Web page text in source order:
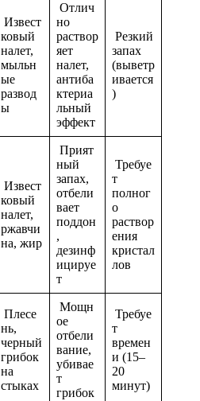
Извест
ковый
налет,
мыльн
ые
развод
ы
Отлич
но
раствор
яет
налет,
антиба
ктериа
льный
эффект
Резкий
запах
(выветр
ивается
)
Извест
ковый
налет,
ржавчи
на, жир
Прият
ный
запах,
отбели
вает
поддон
,
дезинф
ицируе
т
Требуе
т
полног
о
раствор
ения
кристал
лов
Плесе
нь,
черный
грибок
на
стыках
Мощн
ое
отбели
вание,
убивае
т
грибок
Требуе
т
времен
и (15–
20
минут)